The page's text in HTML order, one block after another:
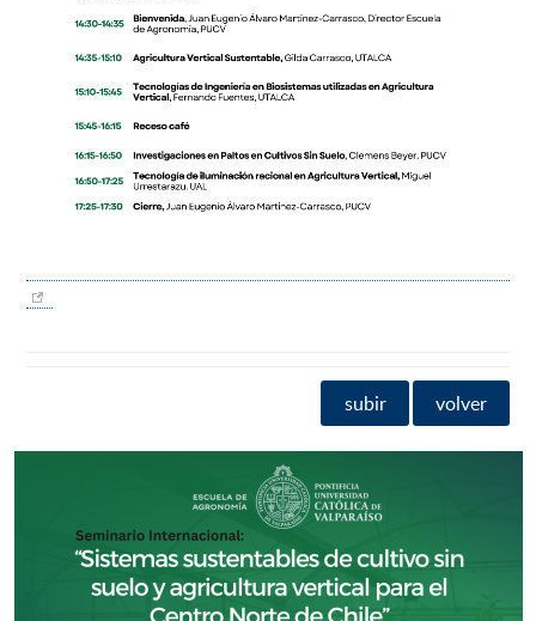
subir volver